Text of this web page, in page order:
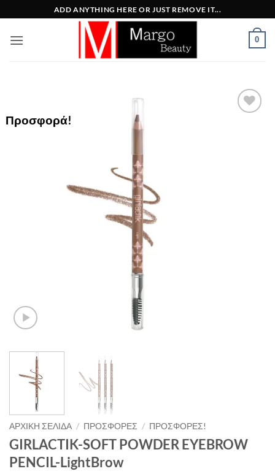
στο
περιεχόμενο
ADD ANYTHING HERE OR JUST REMOVE IT...
0
Προσφορά!
ΑΡΧΙΚΉ ΣΕΛΊΔΑ / ΠΡΟΣΦΟΡΈΣ / ΠΡΟΣΦΟΡΈΣ!
GIRLACTIK-SOFT POWDER EYEBROW
PENCIL-LightBrow